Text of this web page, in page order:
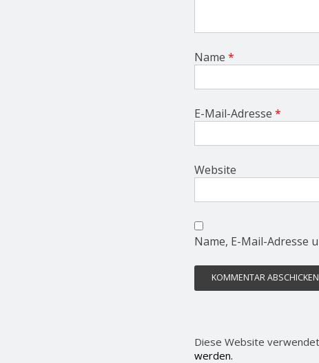
Name *
E-Mail-Adresse *
Website
Name, E-Mail-Adresse
Diese Website
werden.